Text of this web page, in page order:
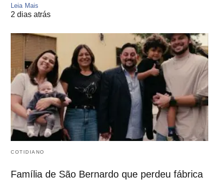
Leia Mais
2 dias atrás
COTIDIANO
Família de São Bernardo que perdeu fábrica